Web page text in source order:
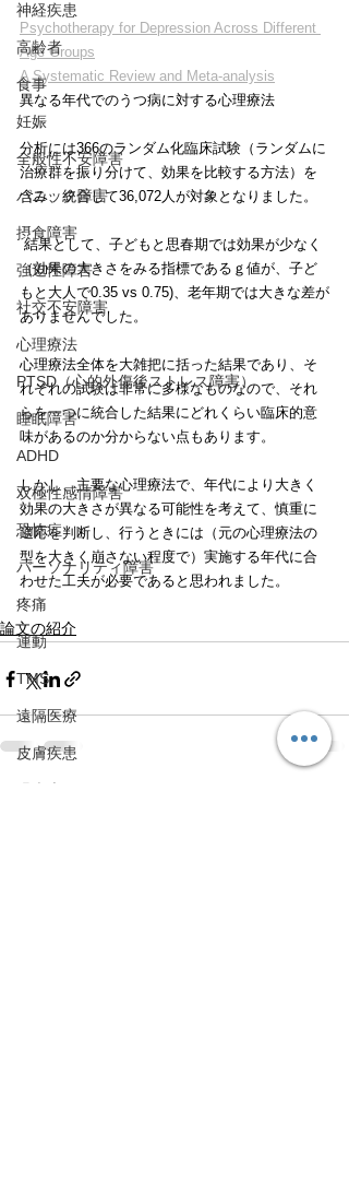
神経疾患
高齢者
食事
妊娠
全般性不安障害
パニック障害
摂食障害
強迫性障害
社交不安障害
心理療法
PTSD（心的外傷後ストレス障害）
睡眠障害
ADHD
双極性感情障害
恐怖症
パーソナリティ障害
疼痛
運動
TMS
遠隔医療
皮膚疾患
Psychotherapy for Depression Across Different
Age Groups
A Systematic Review and Meta-analysis
異なる年代でのうつ病に対する心理療法
分析には366のランダム化臨床試験（ランダムに
治療群を振り分けて、効果を比較する方法）を
含み、統合して36,072人が対象となりました。
結果として、子どもと思春期では効果が少なく
（効果の大きさをみる指標であるｇ値が、子ど
もと大人で0.35 vs 0.75)、老年期では大きな差が
ありませんでした。
心理療法全体を大雑把に括った結果であり、そ
れぞれの試験は非常に多様なものなので、それ
らを一つに統合した結果にどれくらい臨床的意
味があるのか分からない点もあります。
しかし、主要な心理療法で、年代により大きく
効果の大きさが異なる可能性を考えて、慎重に
適応を判断し、行うときには（元の心理療法の
型を大きく崩さない程度で）実施する年代に合
わせた工夫が必要であると思われました。
論文の紹介